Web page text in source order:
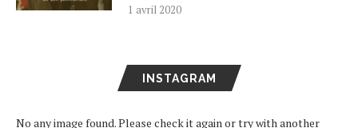
1 avril 2020
INSTAGRAM
No any image found. Please check it again or try with another